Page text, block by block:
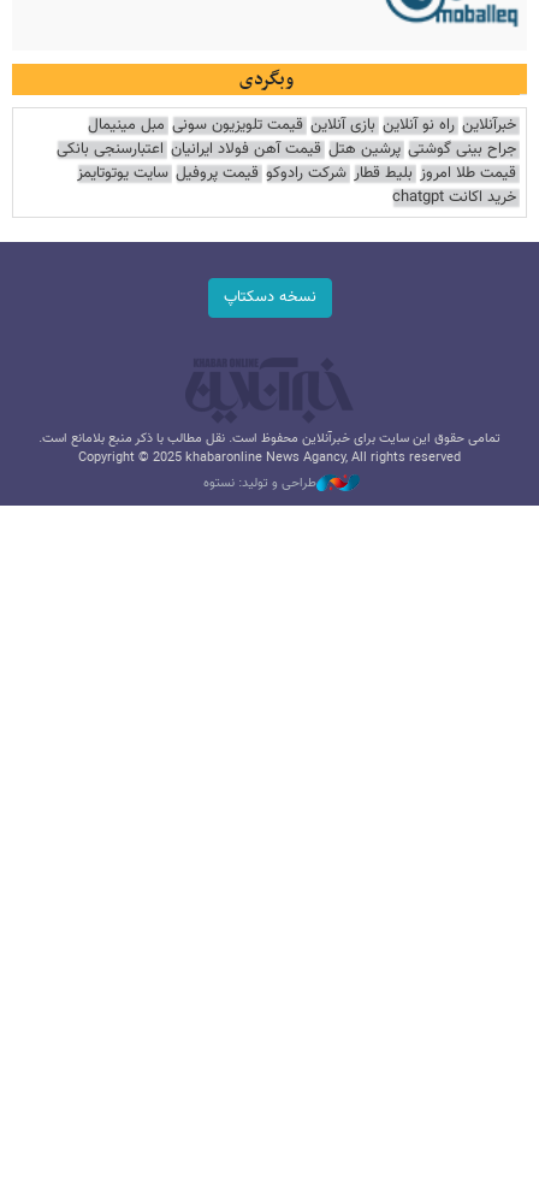
وبگردی
خبرآنلاین راه نو آنلاین بازی آنلاین قیمت تلویزیون سونی مبل مینیمال
جراح بینی گوشتی پرشین هتل قیمت آهن فولاد ایرانیان اعتبارسنجی بانکی
قیمت طلا امروز بلیط قطار شرکت رادوکو قیمت پروفیل سایت یوتوتایمز
خرید اکانت chatgpt
نسخه دسکتاپ
تمامی حقوق این سایت برای خبرآنلاین محفوظ است. نقل مطالب با ذکر منبع بلامانع است.
Copyright © 2025 khabaronline News Agancy, All rights reserved
طراحی و تولید: نستوه